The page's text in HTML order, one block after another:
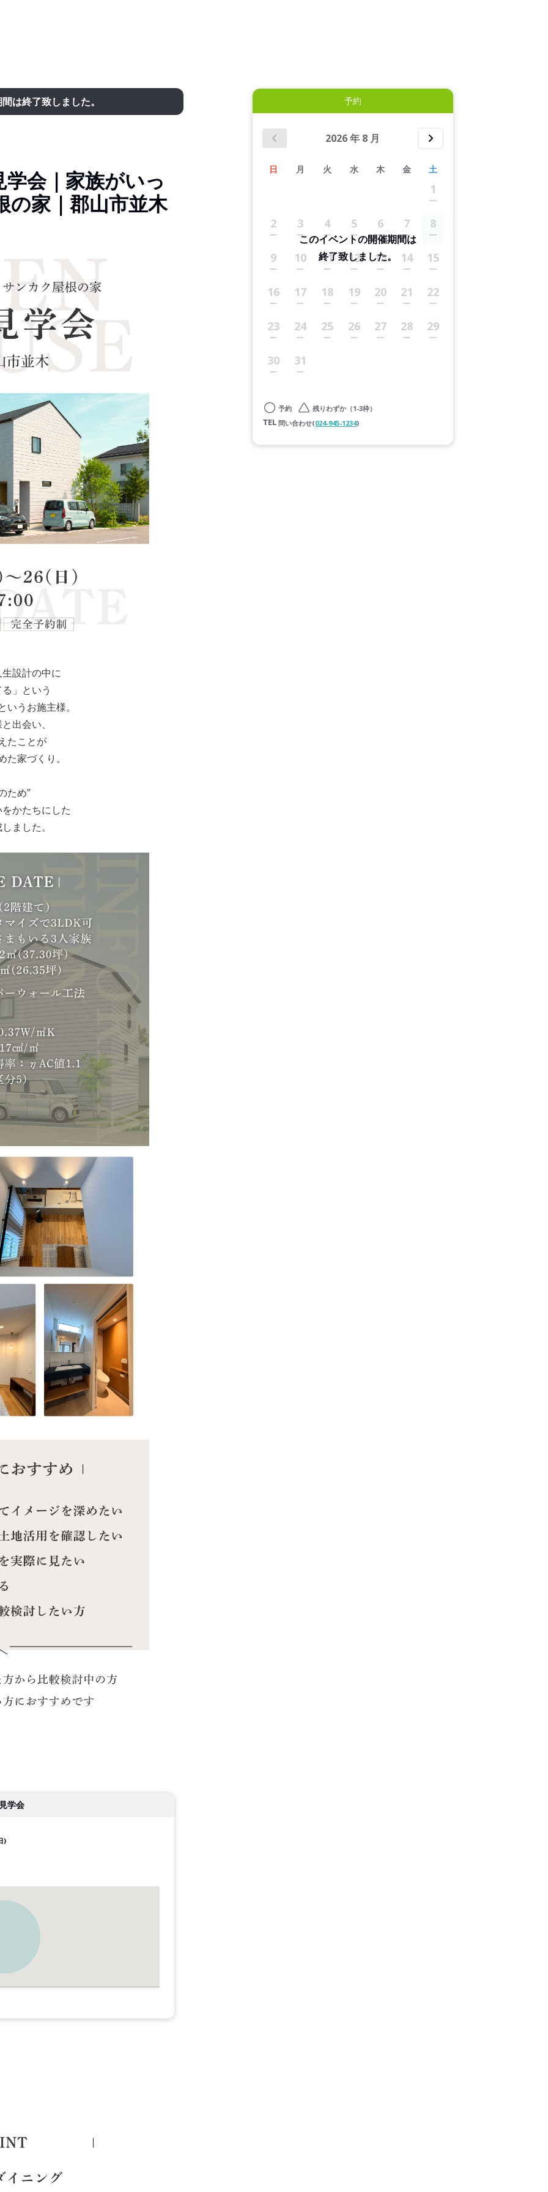
は終了致しました。
会｜家族がいっ
の家｜郡山市並木
設計の中に
」という
いうお施主様。
出会い、
たことが
た家づくり。
ため”
かたちにした
ました。
学会
)
予約
2026年 8 月
日 月 火 水 木 金 土
1
2 3 4 5 6 7 8
9 10 11 12 13 14 15
16 17 18 19 20 21 22
23 24 25 26 27 28 29
30 31
このイベントの開催期間は
終了致しました。
予約
残りわずか（1-3枠）
問い合わせ(024-945-1234)